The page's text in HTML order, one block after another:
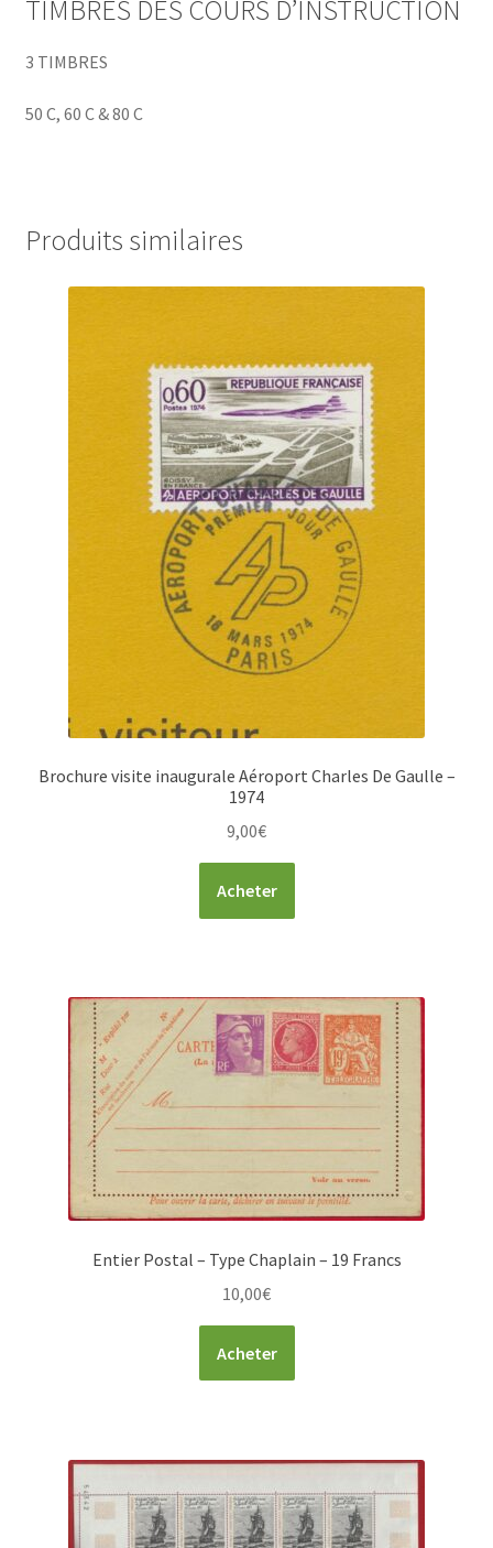
TIMBRES DES COURS D’INSTRUCTION
3 TIMBRES
50 C, 60 C & 80 C
Produits similaires
Brochure visite inaugurale Aéroport Charles De Gaulle –
1974
9,00€
Acheter
Entier Postal – Type Chaplain – 19 Francs
10,00€
Acheter